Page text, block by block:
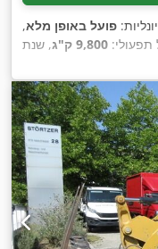
פועל באופן מלא,
9,800 ק"ג
, שנת